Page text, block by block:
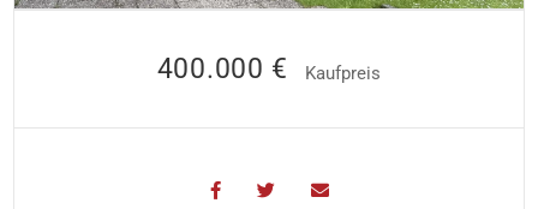
400.000 € Kaufpreis